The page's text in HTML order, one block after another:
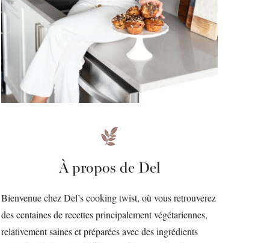
À propos de Del
Bienvenue chez Del’s cooking twist, où vous retrouverez
des centaines de recettes principalement végétariennes,
relativement saines et préparées avec des ingrédients